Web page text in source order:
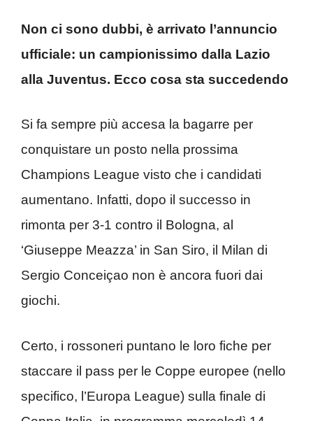
Non ci sono dubbi, è arrivato l’annuncio
ufficiale: un campionissimo dalla Lazio
alla Juventus. Ecco cosa sta succedendo
Si fa sempre più accesa la bagarre per
conquistare un posto nella prossima
Champions League visto che i candidati
aumentano. Infatti, dopo il successo in
rimonta per 3-1 contro il Bologna, al
‘Giuseppe Meazza’ in San Siro, il Milan di
Sergio Conceiçao non è ancora fuori dai
giochi.
Certo, i rossoneri puntano le loro fiche per
staccare il pass per le Coppe europee (nello
specifico, l’Europa League) sulla finale di